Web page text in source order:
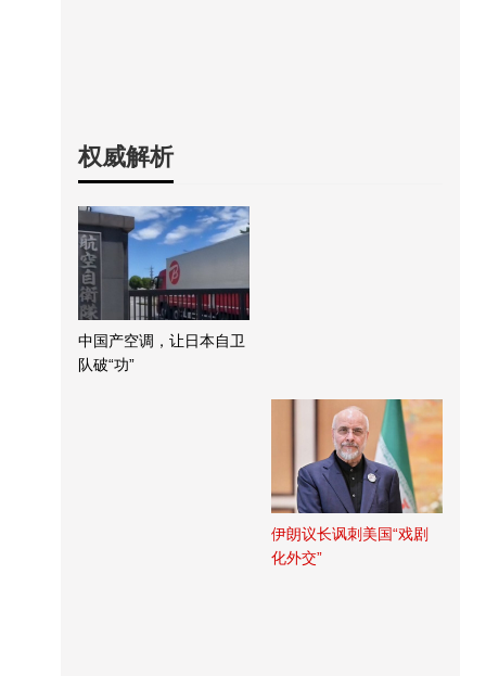
权威解析
中国产空调，让日本自卫
队破“功”
伊朗议长讽刺美国“戏剧
化外交”